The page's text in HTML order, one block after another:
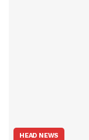
HEAD NEWS